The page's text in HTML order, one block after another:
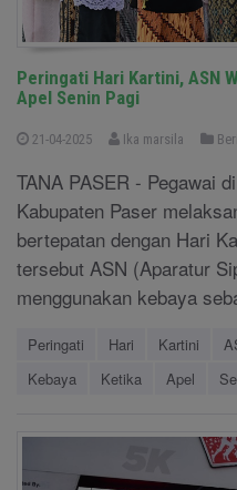
Peringati Hari Kartini, ASN
Apel Senin Pagi
21-04-2025 Ika marsila
TANA PASER - Pegawai
Kabupaten Paser
bertepatan dengan Hari
tersebut ASN (Aparatur
menggunakan kebaya
Peringati Hari Kartini
Kebaya
Ketika Apel